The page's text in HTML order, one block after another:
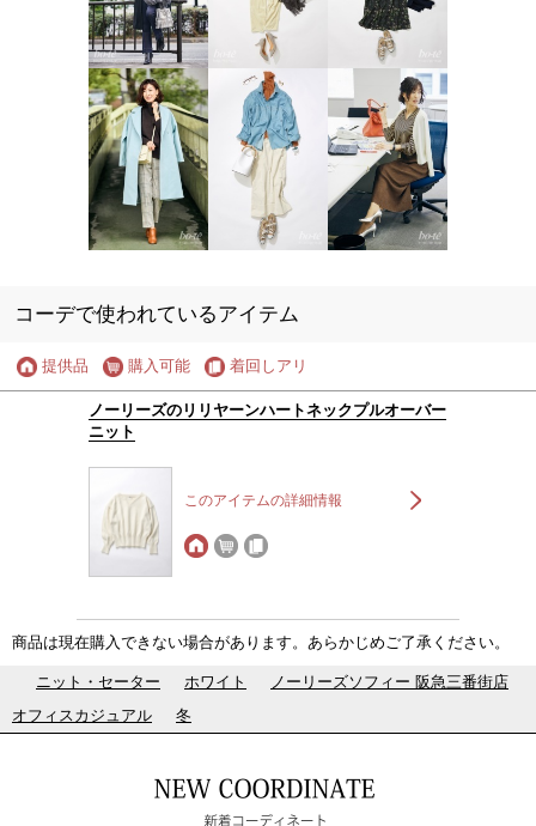
コーデで使われているアイテム
提供品 購入可能 着回しアリ
ノーリーズのリリヤーンハートネックプルオーバー
ニット
このアイテムの詳細情報
商品は現在購入できない場合があります。あらかじめご了承ください。
ニット・セーター ホワイト
ノーリーズソフィー 阪急三番街店
オフィスカジュアル
冬